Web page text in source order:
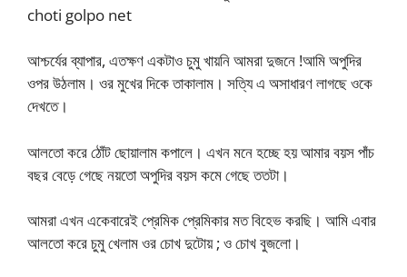
choti golpo net
আশ্চর্যের ব্যাপার, এতক্ষণ একটাও চুমু খায়নি আমরা দুজনে !আমি অপুদির
ওপর উঠলাম। ওর মুখের দিকে তাকালাম। সত্যি এ অসাধারণ লাগছে ওকে
দেখতে।
আলতো করে ঠোঁট ছোয়ালাম কপালে। এখন মনে হচ্ছে হয় আমার বয়স পাঁচ
বছর বেড়ে গেছে নয়তো অপুদির বয়স কমে গেছে ততটা।
আমরা এখন একেবারেই প্রেমিক প্রেমিকার মত বিহেভ করছি। আমি এবার
আলতো করে চুমু খেলাম ওর চোখ দুটোয় ; ও চোখ বুজলো।